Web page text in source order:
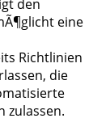
den
eine
Richtlinien
die
zulassen.